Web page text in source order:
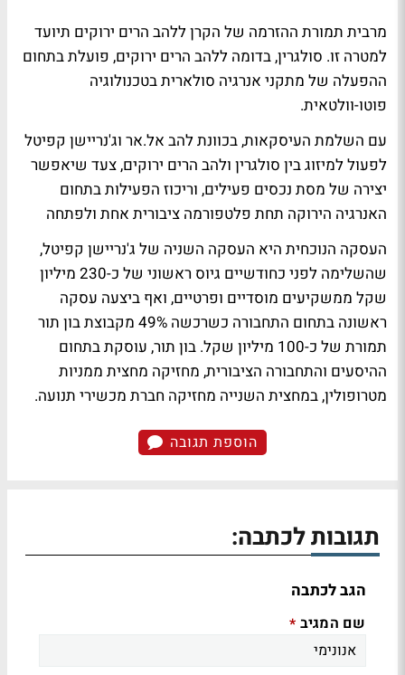
מרבית תמורת ההזרמה של הקרן ללהב הרים ירוקים תיועד
למטרה זו. סולגרין, בדומה ללהב הרים ירוקים, פועלת בתחום
ההפעלה של מתקני אנרגיה סולארית בטכנולוגיה
פוטו-וולטאית.
עם השלמת העיסקאות, בכוונת להב אל.אר וג'נריישן קפיטל
לפעול למיזוג בין סולגרין ולהב הרים ירוקים, צעד שיאפשר
יצירה של מסת נכסים פעילים, וריכוז הפעילות בתחום
האנרגיה הירוקה תחת פלטפורמה ציבורית אחת ולפתחה
העסקה הנוכחית היא העסקה השניה של ג'נריישן קפיטל,
שהשלימה לפני כחודשיים גיוס ראשוני של כ-230 מיליון
שקל ממשקיעים מוסדיים ופרטיים, ואף ביצעה עסקה
ראשונה בתחום התחבורה כשרכשה 49% מקבוצת בון תור
תמורת של כ-100 מיליון שקל. בון תור, עוסקת בתחום
ההיסעים והתחבורה הציבורית, מחזיקה מחצית ממניות
מטרופולין, במחצית השנייה מחזיקה חברת מכשירי תנועה.
הוספת תגובה
תגובות לכתבה:
הגב לכתבה
שם המגיב *